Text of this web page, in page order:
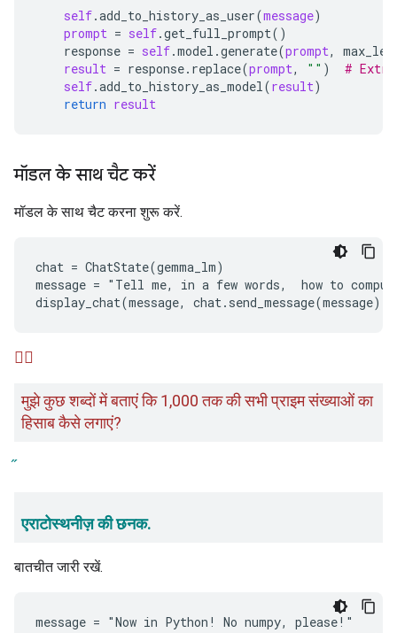
self.add_to_history_as_user(message)
prompt = self.get_full_prompt()
response = self.model .generate(prompt,
result = response. replace(prompt, "" ) #
self.add_to_history_as_model(result)
return result
मॉडल के साथ चैट करें
मॉडल के साथ चैट करना शुरू करें.
chat = ChatState(gemma_lm)
message = "Tell me, in a few words,  how to
🙋‍♂️
मुझे कुछ शब्दों में बताएं कि 1,000 तक की सभी प्राइम संख्याओं का
हिसाब कैसे लगाएं?
एराटोस्थनीज़ की छनक.
बातचीत जारी रखें.
message = "Now in Python! No numpy, please!"